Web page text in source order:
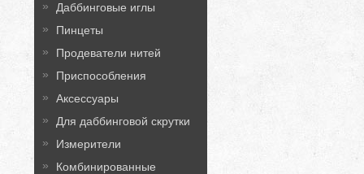
Даббинговые иглы
Пинцеты
Продеватели нитей
Приспособления
Аксессуары
Для даббинговой скрутки
Измерители
Комбинированные